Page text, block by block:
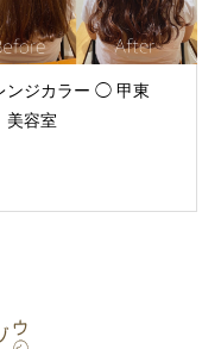
ンジカラー ◯ 甲東
容室